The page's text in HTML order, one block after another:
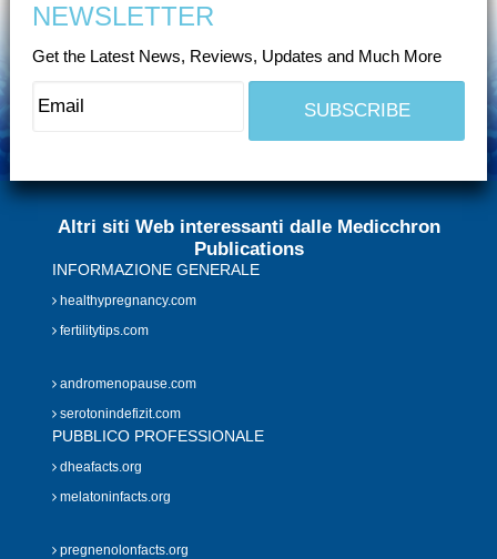
NEWSLETTER
Get the Latest News, Reviews, Updates and Much More
Altri siti Web interessanti dalle Medicchron
Publications
INFORMAZIONE GENERALE
healthypregnancy.com
fertilitytips.com
andromenopause.com
serotonindefizit.com
PUBBLICO PROFESSIONALE
dheafacts.org
melatoninfacts.org
pregnenolonfacts.org